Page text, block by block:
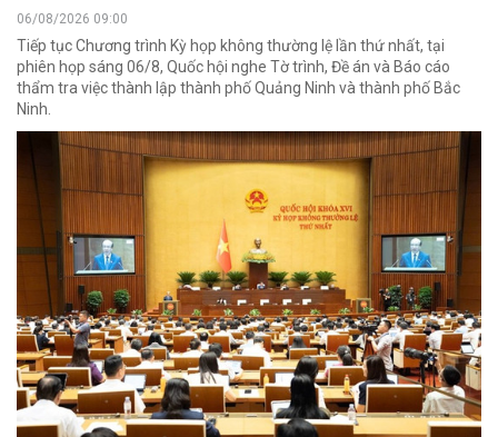
06/08/2026 09:00
Tiếp tục Chương trình Kỳ họp không thường lệ lần thứ nhất, tại
phiên họp sáng 06/8, Quốc hội nghe Tờ trình, Đề án và Báo cáo
thẩm tra việc thành lập thành phố Quảng Ninh và thành phố Bắc
Ninh.